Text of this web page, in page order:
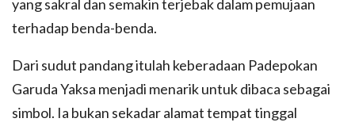
yang sakral dan semakin terjebak dalam pemujaan
terhadap benda-benda.
Dari sudut pandang itulah keberadaan Padepokan
Garuda Yaksa menjadi menarik untuk dibaca sebagai
simbol. Ia bukan sekadar alamat tempat tinggal